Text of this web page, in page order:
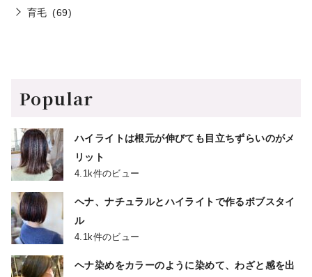
育毛 (69)
Popular
ハイライトは根元が伸びても目立ちずらいのがメ
リット
4.1k件のビュー
ヘナ、ナチュラルとハイライトで作るボブスタイ
ル
4.1k件のビュー
ヘナ染めをカラーのように染めて、わざと感を出